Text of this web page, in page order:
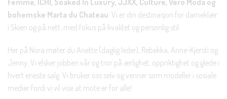
bohemske Marta du Chateau . Vi er din destinasjon for dameklær
i Skien og på nett, med fokus på kvalitet og personlig stil.
Her på Nora møter du Anette (daglig leder), Rebekka, Anne-Kjersti og
Jenny. Vi elsker jobben vår og tror på ærlighet, oppriktighet og glede i
hvert eneste salg. Vi bruker oss selv og venner som modeller i sosiale
medier fordi vi vil vise at mote er for alle!